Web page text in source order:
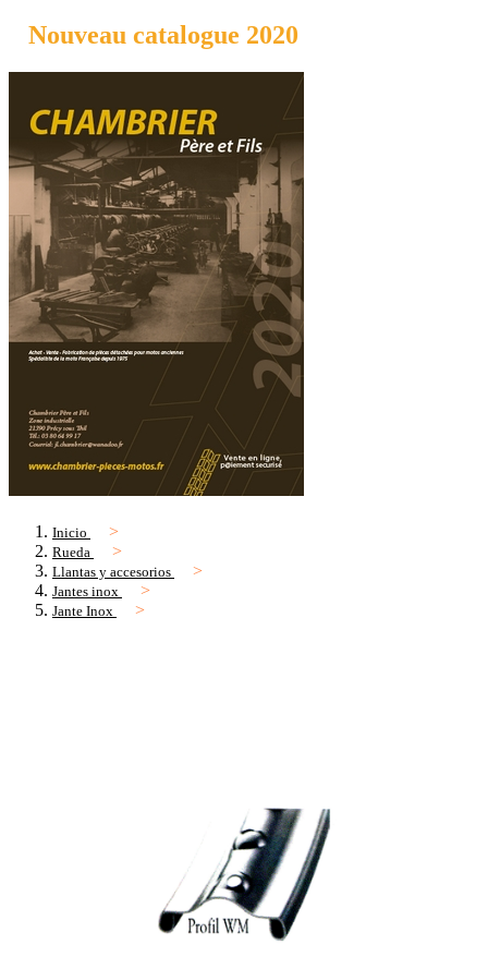
Nouveau catalogue 2020
Inicio
Rueda
Llantas y accesorios
Jantes inox
Jante Inox